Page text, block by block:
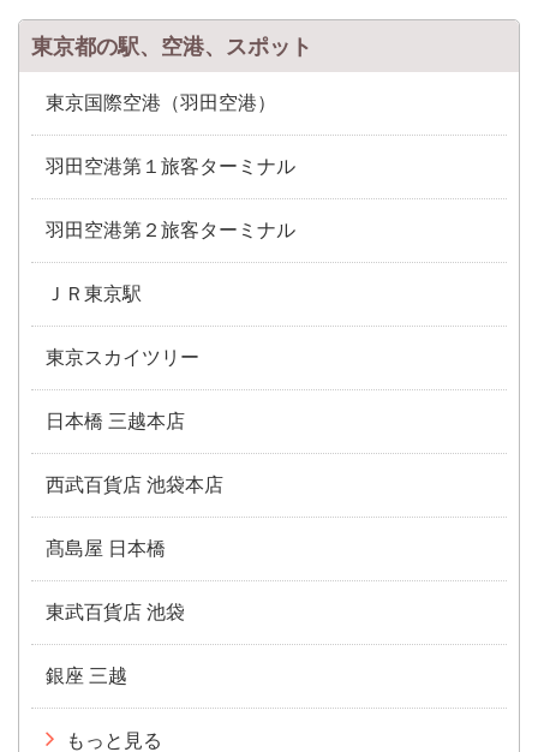
東京都の駅、空港、スポット
東京国際空港（羽田空港）
羽田空港第１旅客ターミナル
羽田空港第２旅客ターミナル
ＪＲ東京駅
東京スカイツリー
日本橋 三越本店
西武百貨店 池袋本店
髙島屋 日本橋
東武百貨店 池袋
銀座 三越
もっと見る